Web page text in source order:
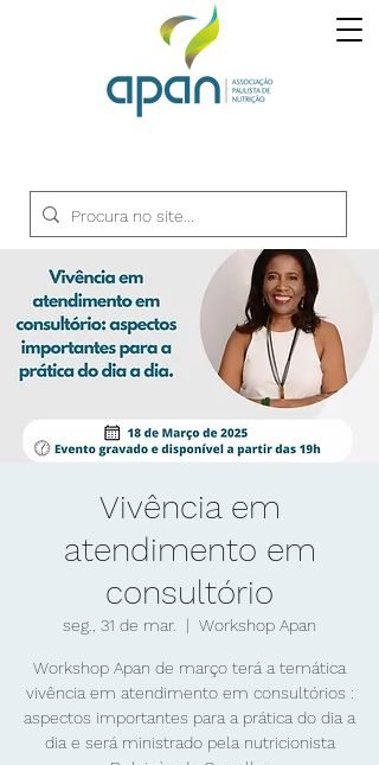
Vivência em
atendimento em
consultório
seg., 31 de mar.
  |
Workshop Apan
Workshop Apan de março terá a temática
vivência em atendimento em consultórios :
aspectos importantes para a prática do dia a
dia e será ministrado pela nutricionista